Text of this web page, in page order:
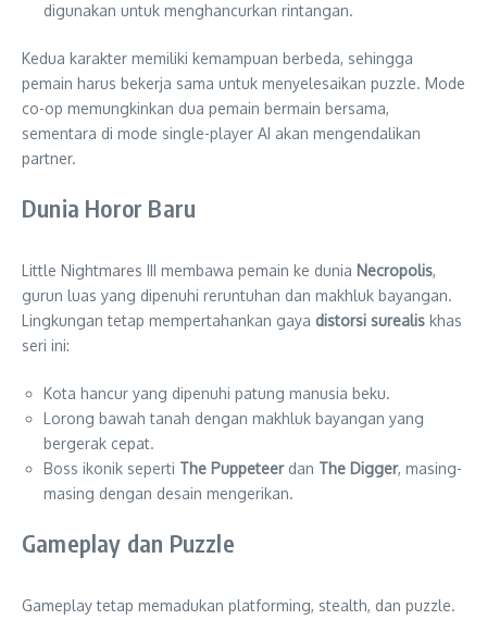
digunakan untuk menghancurkan rintangan.
Kedua karakter memiliki kemampuan berbeda, sehingga
pemain harus bekerja sama untuk menyelesaikan puzzle. Mode
co-op memungkinkan dua pemain bermain bersama,
sementara di mode single-player AI akan mengendalikan
partner.
Dunia Horor Baru
Little Nightmares III membawa pemain ke dunia Necropolis,
gurun luas yang dipenuhi reruntuhan dan makhluk bayangan.
Lingkungan tetap mempertahankan gaya distorsi surealis khas
seri ini:
Kota hancur yang dipenuhi patung manusia beku.
Lorong bawah tanah dengan makhluk bayangan yang
bergerak cepat.
Boss ikonik seperti The Puppeteerdan The Digger, masing-
masing dengan desain mengerikan.
Gameplay dan Puzzle
Gameplay tetap memadukan platforming, stealth, dan puzzle.